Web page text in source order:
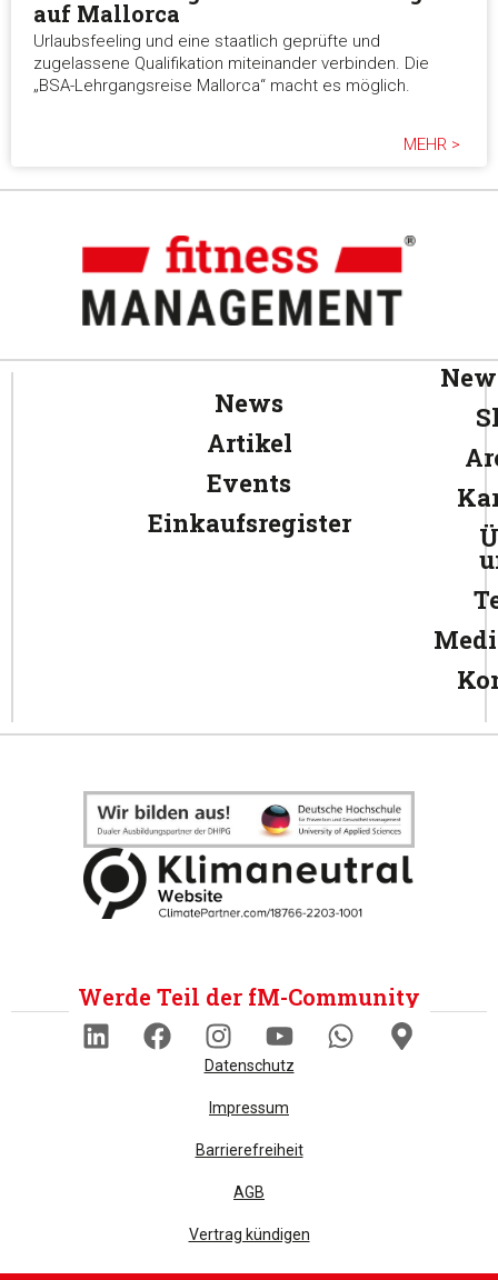
auf Mallorca
Urlaubsfeeling und eine staatlich geprüfte und
zugelassene Qualifikation miteinander verbinden. Die
„BSA-Lehrgangsreise Mallorca“ macht es möglich.
MEHR >
News
Artikel
Events
Einkaufsregister
Werde Teil der fM-Community
Datenschutz
Impressum
Barrierefreiheit
AGB
Vertrag kündigen